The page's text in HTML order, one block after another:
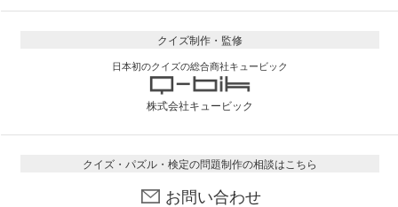
クイズ制作・監修
日本初のクイズの総合商社キュービック
株式会社キュービック
クイズ・パズル・検定の問題制作の相談はこちら
お問い合わせ